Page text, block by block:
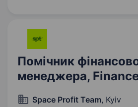
Помічник
менеджера,
Space Profit Team, Kyiv